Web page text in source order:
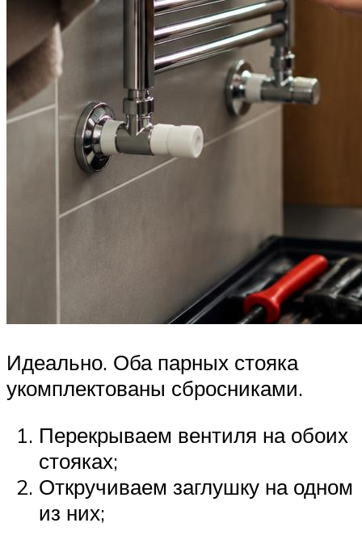
Идеально. Оба парных стояка
укомплектованы сбросниками.
Перекрываем вентиля на обоих
стояках;
Откручиваем заглушку на одном
из них;